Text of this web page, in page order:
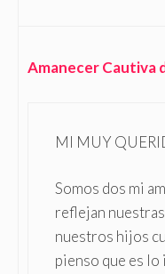
Amanecer Cautiva
MI MUY
Somos dos mi
reflejan
nuestros hijos
pienso que es